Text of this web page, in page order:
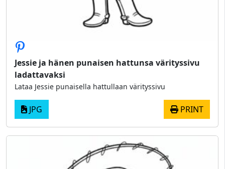
Jessie ja hänen punaisen hattunsa värityssivu
ladattavaksi
Lataa Jessie punaisella hattullaan värityssivu
JPG PRINT